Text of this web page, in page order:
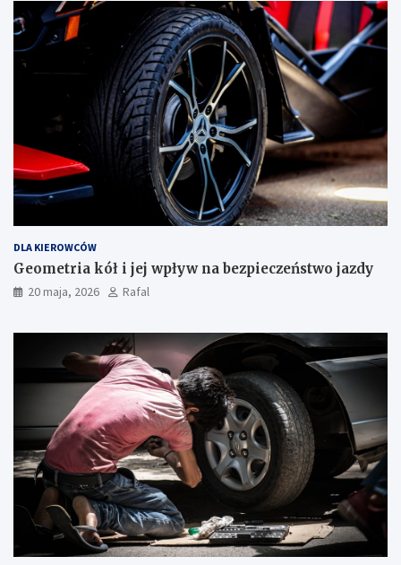
DLA KIEROWCÓW
Geometria kół i jej wpływ na bezpieczeństwo jazdy
20 maja, 2026 Rafal